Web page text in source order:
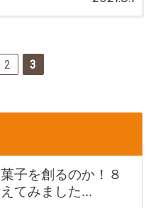
2 3
子を創るのか！８
てみました...